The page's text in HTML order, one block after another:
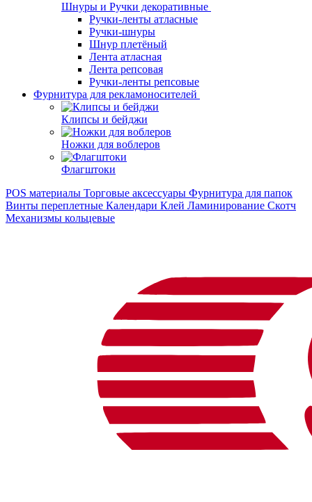
Шнуры и Ручки декоративные
Ручки-ленты атласные
Ручки-шнуры
Шнур плетёный
Лента атласная
Лента репсовая
Ручки-ленты репсовые
Фурнитура для рекламоносителей
Клипсы и бeйджи
Ножки для воблеров
Флагштоки
POS материалы Торговые аксессуары Фурнитура для папок
Винты переплетные Календари Клей Ламинирование Скотч
Механизмы кольцевые